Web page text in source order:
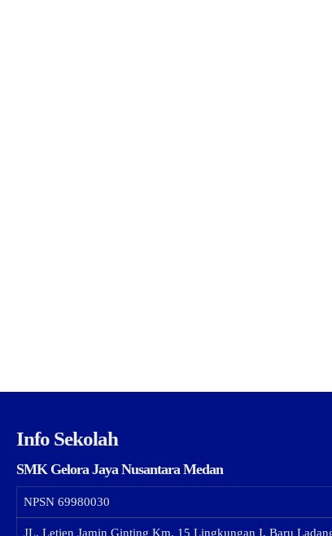
Info Sekolah
SMK Gelora Jaya Nusantara Medan
NPSN 69980030
JL. Letjen Jamin Ginting Km. 15 Lingkungan I, Baru